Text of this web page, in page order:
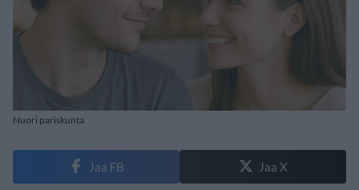
Nuori pariskunta
Jaa FB Jaa X